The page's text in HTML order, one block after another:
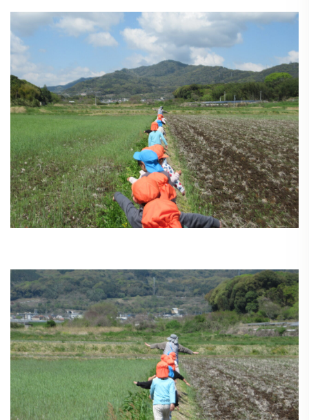
よみこみち ゅ う